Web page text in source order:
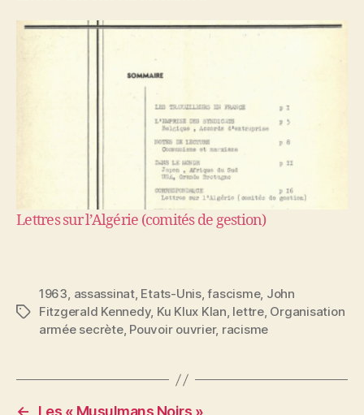
Lettres sur l’Algérie (comités de gestion)
Étiquettes
1963, assassinat, Etats-Unis,fascisme, John
Fitzgerald Kennedy, Ku Klux Klan, lettre, Organisation
armée secrète, Pouvoir ouvrier, racisme